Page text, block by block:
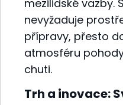
mezilidské vazby.
nevyžaduje
přípravy, přesto
atmosféru
chuti.
Trh a inovace: